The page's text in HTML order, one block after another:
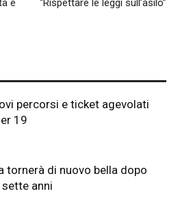
e
“Rispettare le leggi sull’asilo”
percorsi e ticket agevolati
19
tornerà di nuovo bella dopo
sette anni